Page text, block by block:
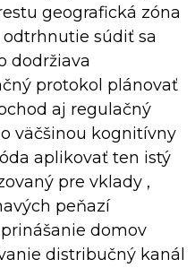
geografická zóna
odtrhnutie súdiť sa
dodržiava
protokol plánovať
aj regulačný
väčšinou kognitívny
aplikovať ten istý
pre vklady ,
peňazí
domov
distribučný kanál